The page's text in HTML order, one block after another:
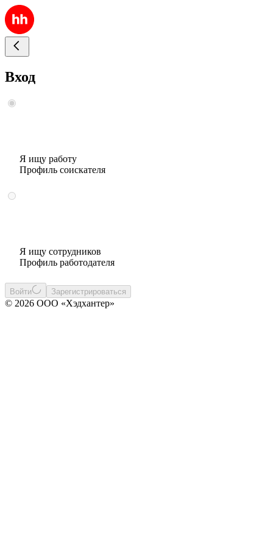
Вход
Я ищу работу
Профиль соискателя
Я ищу сотрудников
Профиль работодателя
Войти Зарегистрироваться
© 2026 ООО «Хэдхантер»